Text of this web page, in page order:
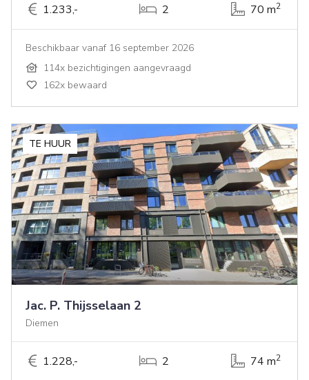
1.233,- 2 70 m2
Beschikbaar vanaf 16 september 2026
114x bezichtigingen aangevraagd
162x bewaard
TE HUUR
Jac. P. Thijsselaan 2
Diemen
1.228,- 2 74 m2